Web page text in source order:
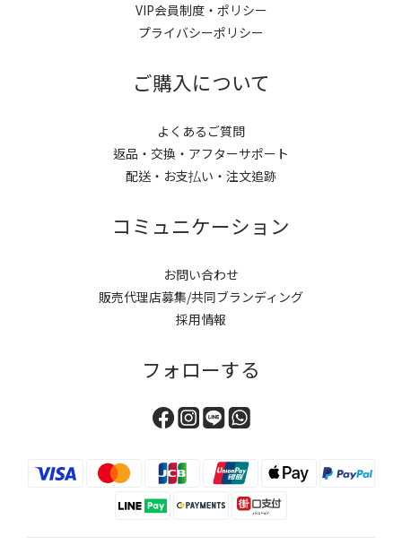
VIP会員制度・ポリシー
プライバシーポリシー
ご購入について
よくあるご質問
返品・交換・アフターサポート
配送・お支払い・注文追跡
コミュニケーション
お問い合わせ
販売代理店募集/共同ブランディング
採用情報
フォローする